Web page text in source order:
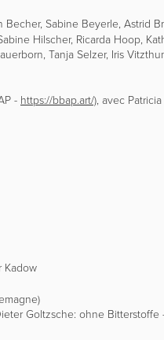
Becher, Sabine Beyerle, Astrid
Hilscher, Ricarda Hoop,
Tanja Selzer, Iris
- https://bbap.art/), avec
Kadow
Goltzsche: ohne Bitterstoffe